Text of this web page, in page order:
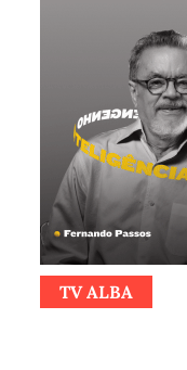
TV ALBA